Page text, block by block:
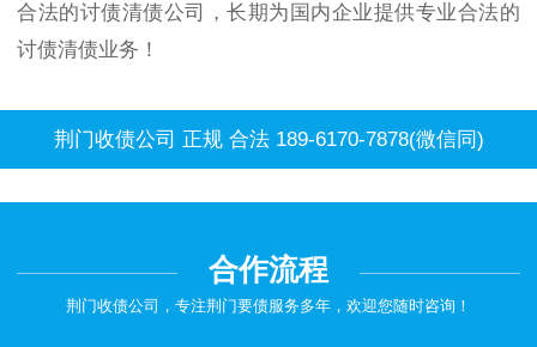
合法的讨债清债公司，长期为国内企业提供专业合法的
讨债清债业务！
荆门收债公司 正规 合法 189-6170-7878(微信同)
合作流程
荆门收债公司，专注荆门要债服务多年，欢迎您随时咨询！